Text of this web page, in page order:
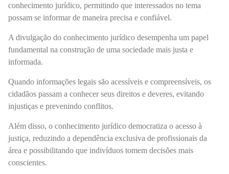
conhecimento jurídico, permitindo que interessados no tema
possam se informar de maneira precisa e confiável.
A divulgação do conhecimento jurídico desempenha um papel
fundamental na construção de uma sociedade mais justa e
informada.
Quando informações legais são acessíveis e compreensíveis, os
cidadãos passam a conhecer seus direitos e deveres, evitando
injustiças e prevenindo conflitos.
Além disso, o conhecimento jurídico democratiza o acesso à
justiça, reduzindo a dependência exclusiva de profissionais da
área e possibilitando que indivíduos tomem decisões mais
conscientes.